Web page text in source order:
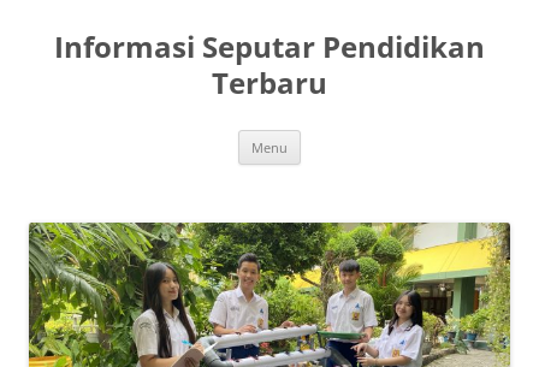
content
Informasi Seputar Pendidikan
Terbaru
Menu